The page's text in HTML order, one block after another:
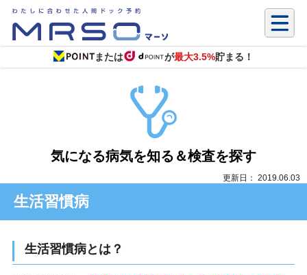
または が最大3.5%貯まる！
気になる病気を知る＆検査を探す
更新日： 2019.06.03
生活習慣病
生活習慣病とは？